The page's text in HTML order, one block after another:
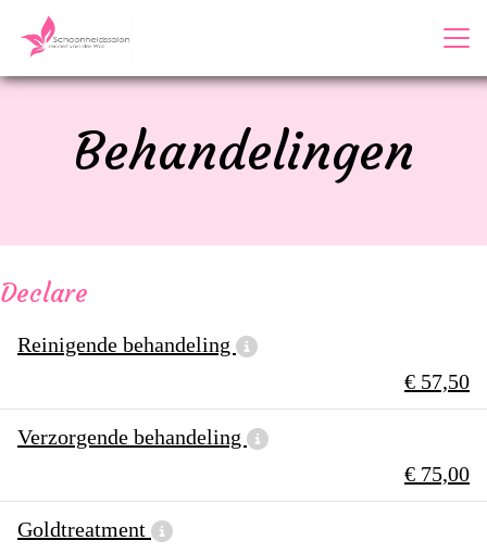
Behandelingen
Declare
Reinigende behandeling
€ 57,50
Verzorgende behandeling
€ 75,00
Goldtreatment